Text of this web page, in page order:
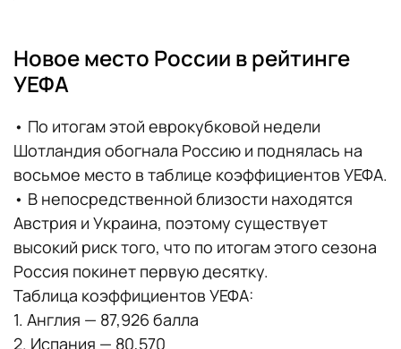
Новое место России в рейтинге
УЕФА
• По итогам этой еврокубковой недели
Шотландия обогнала Россию и поднялась на
восьмое место в таблице коэффициентов УЕФА.
• В непосредственной близости находятся
Австрия и Украина, поэтому существует
высокий риск того, что по итогам этого сезона
Россия покинет первую десятку.
Таблица коэффициентов УЕФА:
1. Англия — 87,926 балла
2. Испания — 80,570